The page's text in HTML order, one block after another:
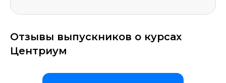
Отзывы выпускников о курсах
Центриум